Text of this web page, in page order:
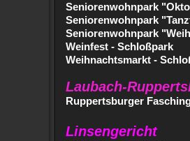
Seniorenwohnpark
Seniorenwohnpark
Seniorenwohnpark
Weinfest - Schloßpark
Weihnachtsmarkt -
Laubach-
Ruppertsburger
Linsengericht